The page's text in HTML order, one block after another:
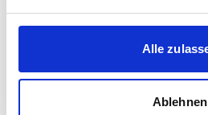
Alle
Ablehnen
Immobilienmarkt und Preise in